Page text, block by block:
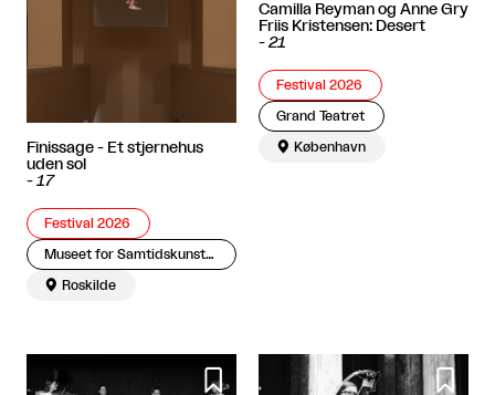
Finissage - Et stjernehus
uden sol
- 17
Festival 2026
Museet for Samtidskunst Roskilde / Museum of Contemporary Art Roskilde
 Roskilde
Camilla Reyman og Anne Gry
Friis Kristensen: Desert
- 21
Festival 2026
Grand Teatret
 København
 